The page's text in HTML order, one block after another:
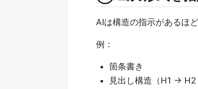
AIは構造の指示があるほど
例：
箇条書き
見出し構造（H1 → H2